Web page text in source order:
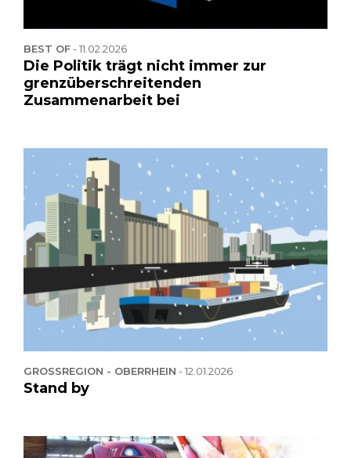
BEST OF-11.02.2026
Die Politik trägt nicht immer zur
grenzüberschreitenden
Zusammenarbeit bei
GROSSREGION - OBERRHEIN -12.01.2026
Stand by